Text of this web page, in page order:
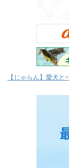
【じゃらん】愛犬